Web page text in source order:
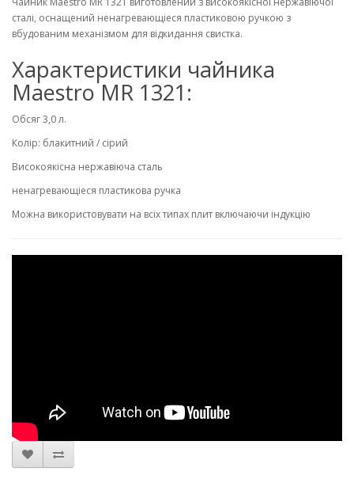
сталі, оснащений ненагревающіеся пластиковою ручкою з
вбудованим механізмом для відкидання свистка.
Характеристики чайника
Maestro MR 1321:
Обсяг 3,0 л.
Колір: блакитний / сірий
Високоякісна нержавіюча сталь
ненагревающіеся пластикова ручка
Можна використовувати на всіх типах плит включаючи індукцію